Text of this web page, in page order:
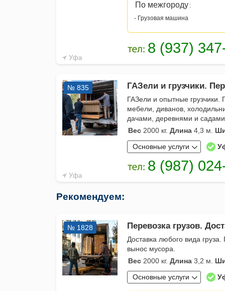
Уфа
По межгороду :
- Грузовая машина
Уфа
№ 835 ГАЗели и грузчики.
ГАЗели и опытные
мебели, диванов,
дачами, деревнями и
Вес 2000 кг. Длина 4,3 м.
Основные услуги
Рекомендуем:
№ 1828 Перевозка грузов.
Доставка любого вида
вынос мусора.
Вес 2000 кг. Длина 3,2 м.
Основные услуги